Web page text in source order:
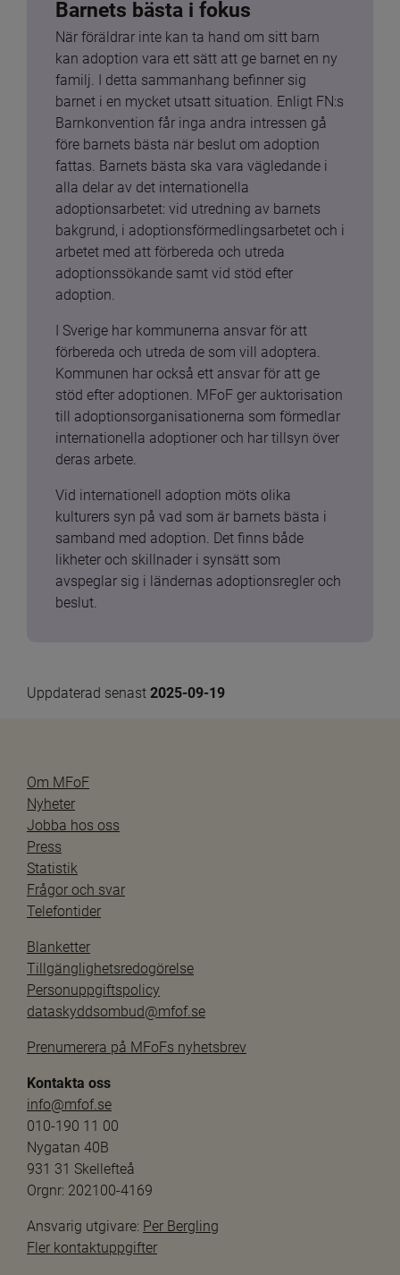
Barnets bästa i fokus
När föräldrar inte kan ta hand om sitt barn
kan adoption vara ett sätt att ge barnet en ny
familj. I detta sammanhang befinner sig
barnet i en mycket utsatt situation. Enligt FN:s
Barnkonvention får inga andra intressen gå
före barnets bästa när beslut om adoption
fattas. Barnets bästa ska vara vägledande i
alla delar av det internationella
adoptionsarbetet: vid utredning av barnets
bakgrund, i adoptionsförmedlingsarbetet och i
arbetet med att förbereda och utreda
adoptionssökande samt vid stöd efter
adoption.
I Sverige har kommunerna ansvar för att
förbereda och utreda de som vill adoptera.
Kommunen har också ett ansvar för att ge
stöd efter adoptionen. MFoF ger auktorisation
till adoptionsorganisationerna som förmedlar
internationella adoptioner och har tillsyn över
deras arbete.
Vid internationell adoption möts olika
kulturers syn på vad som är barnets bästa i
samband med adoption. Det finns både
likheter och skillnader i synsätt som
avspeglar sig i ländernas adoptionsregler och
beslut.
Uppdaterad senast 2025-09-19
Om MFoF
Nyheter
Jobba hos oss
Press
Statistik
Frågor och svar
Telefontider
Blanketter
Tillgänglighetsredogörelse
Personuppgiftspolicy
dataskyddsombud@mfof.se
Prenumerera på MFoFs nyhetsbrev
Kontakta oss
info@mfof.se
010-190 11 00
Nygatan 40B
931 31 Skellefteå
Orgnr: 202100-4169
Ansvarig utgivare: Per Bergling
Fler kontaktuppgifter